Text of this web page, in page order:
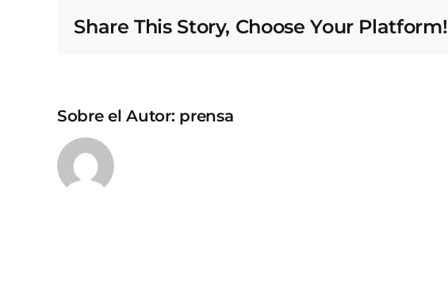
Share This Story, Choose Your Platform!
Sobre el Autor: prensa